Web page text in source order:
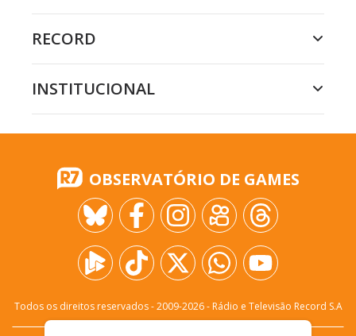
RECORD
INSTITUCIONAL
OBSERVATÓRIO DE GAMES
Todos os direitos reservados - 2009-2026- Rádio e Televisão Record S.A